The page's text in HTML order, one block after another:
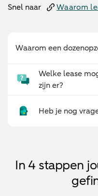
Snel naar Waarom
Waarom een
Welke lease
zijn er?
Heb je nog
In 4 stappen